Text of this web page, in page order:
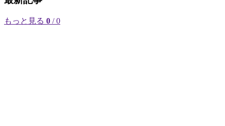
もっと見る 0 / 0